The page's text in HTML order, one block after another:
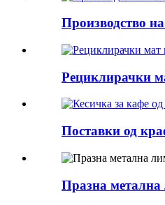
Производство
Рециклирачки
Поставки од
Празна метална